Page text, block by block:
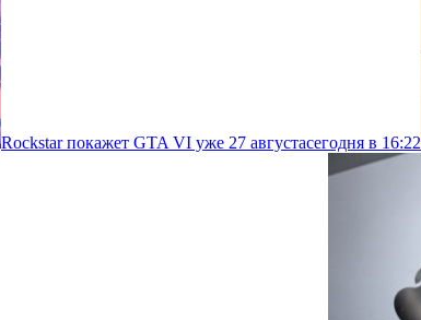
Rockstar покажет GTA VI уже 27 августасегодня в 16:22